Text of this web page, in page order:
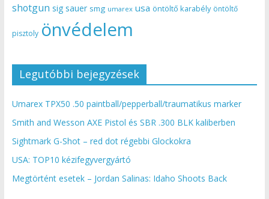
shotgun sig sauer smg umarex usa öntöltő karabély öntöltő
pisztoly önvédelem
Legutóbbi bejegyzések
Umarex TPX50 .50 paintball/pepperball/traumatikus marker
Smith and Wesson AXE Pistol és SBR .300 BLK kaliberben
Sightmark G-Shot – red dot régebbi Glockokra
USA: TOP10 kézifegyvergyártó
Megtörtént esetek – Jordan Salinas: Idaho Shoots Back